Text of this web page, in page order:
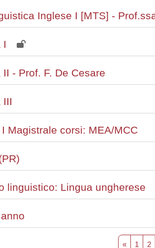
Inglese I [MTS] -
I
- Prof. F. De Cesare
III
Magistrale corsi: MEA/MCC
linguistico: Lingua ungherese
«Pagina
1 2